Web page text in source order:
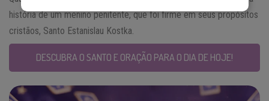
história de um menino penitente, que foi firme em seus propósitos
cristãos, Santo Estanislau Kostka.
DESCUBRA O SANTO E ORAÇÃO PARA O DIA DE HOJE!